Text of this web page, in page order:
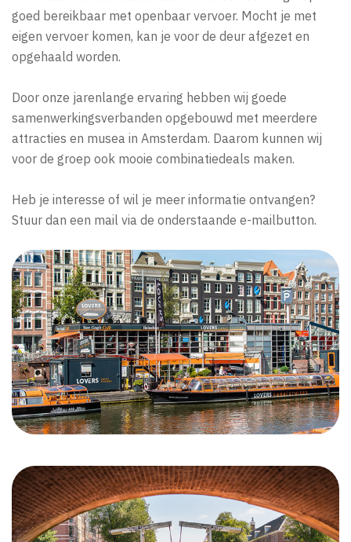
goed bereikbaar met openbaar vervoer. Mocht je met
eigen vervoer komen, kan je voor de deur afgezet en
opgehaald worden.
Door onze jarenlange ervaring hebben wij goede
samenwerkingsverbanden opgebouwd met meerdere
attracties en musea in Amsterdam. Daarom kunnen wij
voor de groep ook mooie combinatiedeals maken.
Heb je interesse of wil je meer informatie ontvangen?
Stuur dan een mail via de onderstaande e-mailbutton.